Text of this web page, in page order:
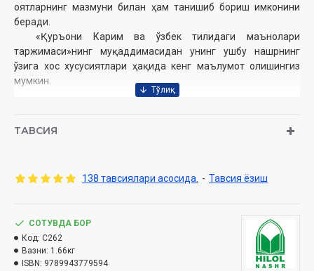
оятларнинг мазмуни билан ҳам танишиб бориш имконини
беради.
«Қуръони Карим ва ўзбек тилидаги маънолари
таржимаси»нинг муқаддимасидан унинг ушбу нашрнинг
ўзига хос хусусиятлари ҳақида кенг маълумот олишингиз
мумкин.
Сана:2026 йил (2013, 2017, 2019, 2021, 2022)
Ўлчами : 60×90 1/8
Ўзбекистон Республикаси Вазирлар Маҳкамаси
ҳузуридаги Дин ишлари бўйича қўмитанинг 03-07/4039-
сонли тавсияси ила чоп этилган.
ТАВСИЯ
138 тавсиялари асосида. - Тавсия ёзиш
СОТУВДА БОР
Код: C262
Вазни: 1.66кг
ISBN: 9789943779594